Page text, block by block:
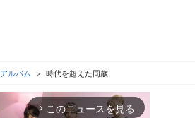
アルバム 時代を超えた同歳
arrow_forward_ios このニュースを見る